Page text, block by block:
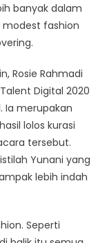
banyak dalam
modest fashion
Rosie Rahmadi
Digital 2020
Ia merupakan
lolos kurasi
tersebut.
Yunani yang
lebih indah
Seperti